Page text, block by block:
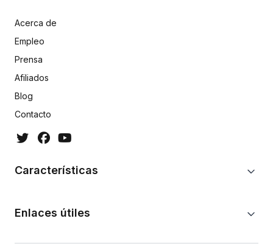
Acerca de
Empleo
Prensa
Afiliados
Blog
Contacto
Características
Enlaces útiles